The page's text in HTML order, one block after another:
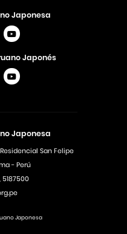
Japonesa
San Felipe
- Perú
5187500
Japonesa
Japonés
Japonesa